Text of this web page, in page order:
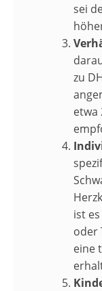
sei
zu
etwa
ist
oder
eine